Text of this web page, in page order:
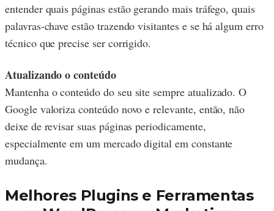
entender quais páginas estão gerando mais tráfego, quais
palavras-chave estão trazendo visitantes e se há algum erro
técnico que precise ser corrigido.
Atualizando o conteúdo
Mantenha o conteúdo do seu site sempre atualizado. O
Google valoriza conteúdo novo e relevante, então, não
deixe de revisar suas páginas periodicamente,
especialmente em um mercado digital em constante
mudança.
Melhores Plugins e Ferramentas